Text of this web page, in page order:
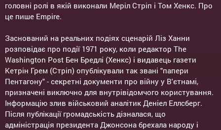
головні ролі в якій виконали Меріл Стріп і Том Хенкс. Про
це пише Empire.
Заснований на реальних подіях сценарій Ліз Ханни
розповідає про події 1971 року, коли редактор The
Washington Post Бен Бредлі (Хенкс) і видавець газети
Кетрін Грем (Стріп) опублікували так звані "папери
Пентагону" - секретні документи про війну у В'єтнамі,
призначені виключно для внутрівідомчого користування.
Інформацію злив військовий аналітик Деніел Еллсберг.
Після публікації громадськість дізналася, що
адміністрація президента Джонсона брехала народу і